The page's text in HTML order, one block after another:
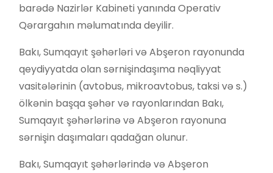
barədə Nazirlər Kabineti yanında Operativ
Qərargahın məlumatında deyilir.
Bakı, Sumqayıt şəhərləri və Abşeron rayonunda
qeydiyyatda olan sərnişindaşıma nəqliyyat
vasitələrinin (avtobus, mikroavtobus, taksi və s.)
ölkənin başqa şəhər və rayonlarından Bakı,
Sumqayıt şəhərlərinə və Abşeron rayonuna
sərnişin daşımaları qadağan olunur.
Bakı, Sumqayıt şəhərlərində və Abşeron